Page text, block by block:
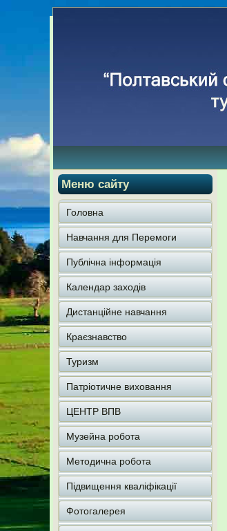
Меню сайту
Головна
Навчання для Перемоги
Публічна інформація
Календар заходів
Дистанційне навчання
Краєзнавство
Туризм
Патріотичне виховання
ЦЕНТР ВПВ
Музейна робота
Методична робота
Підвищення кваліфікації
Фотогалерея